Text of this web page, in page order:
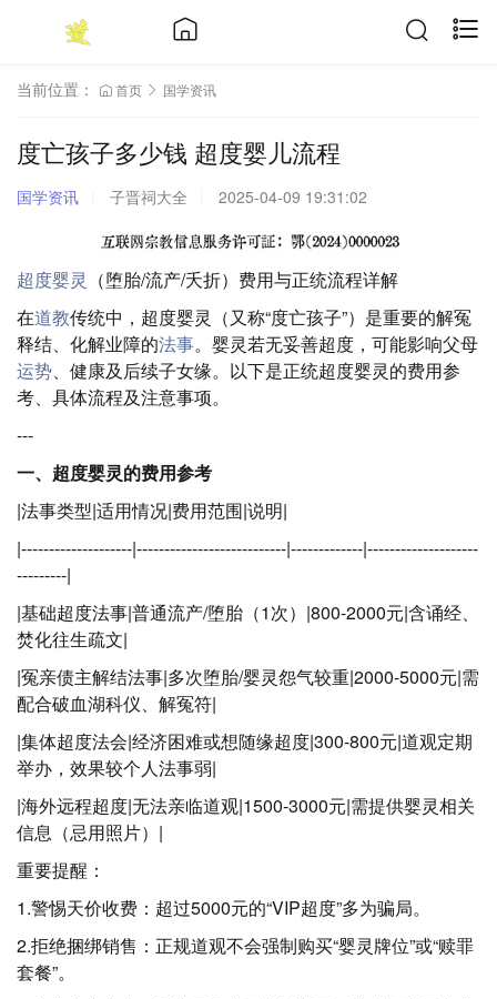
当前位置： 首页 国学资讯
度亡孩子多少钱 超度婴儿流程
国学资讯 子晋祠大全 2025-04-09 19:31:02
超度婴灵 （堕胎/流产/夭折）费用与正统流程详解
在道教传统中，超度婴灵（又称“度亡孩子”）是重要的解冤
释结、化解业障的法事。婴灵若无妥善超度，可能影响父母
运势、健康及后续子女缘。以下是正统超度婴灵的费用参
考、具体流程及注意事项。
---
一、超度婴灵的费用参考
|法事类型|适用情况|费用范围|说明|
|--------------------|---------------------------|-------------|--------------------
---------|
|基础超度法事|普通流产/堕胎（1次）|800-2000元|含诵经、
焚化往生疏文|
|冤亲债主解结法事|多次堕胎/婴灵怨气较重|2000-5000元|需
配合破血湖科仪、解冤符|
|集体超度法会|经济困难或想随缘超度|300-800元|道观定期
举办，效果较个人法事弱|
|海外远程超度|无法亲临道观|1500-3000元|需提供婴灵相关
信息（忌用照片）|
重要提醒：
1.警惕天价收费：超过5000元的“VIP超度”多为骗局。
2.拒绝捆绑销售：正规道观不会强制购买“婴灵牌位”或“赎罪
套餐”。